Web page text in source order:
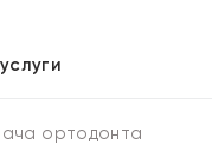
ортодонта